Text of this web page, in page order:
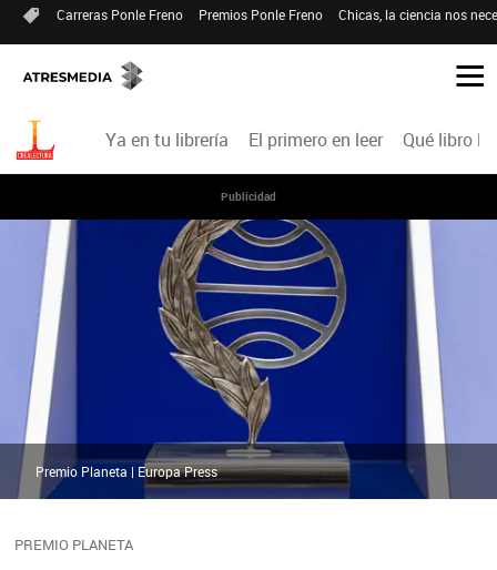
Carreras Ponle Freno Premios Ponle Freno Chicas, la ciencia nos
Ya en tu librería El primero en leer Qué libro
Publicidad
PREMIO PLANETA
Premio Planeta | Europa Press